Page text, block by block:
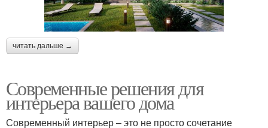
читать дальше →
Современные решения для
интерьера вашего дома
Современный интерьер – это не просто сочетание